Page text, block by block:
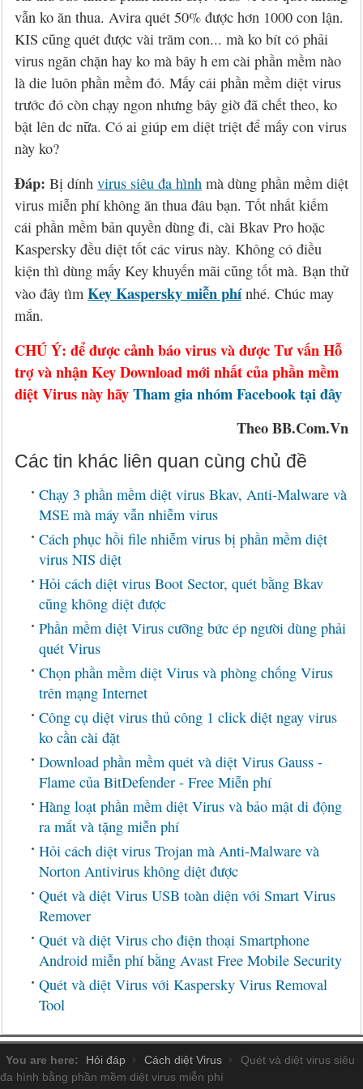
Đặt mua
Liên hệ
Eset NOD32 2027
Panda 2026, 2027
Sucuri Website Scanner
Bkav Heartbleed Scanner
Cứu dữ liệu bị virus mã hóa
Diệt virus mã hóa dữ liệu
Đặt mua Eset
Đặt mua Panda
Đặt mua BullGuard
Đặt mua F-Secure
Đặt mua G DATA
Đặt mua Malwarebytes
Đặt mua Symantec
Đặt mua Webroot
Chính sách bảo mật
Thông tin về BB.Com.Vn
vẫn ko ăn thua. Avira quét 50% được hơn 1000 con lận.
KIS cũng quét được vài trăm con... mà ko bít có phải
virus ngăn chặn hay ko mà bây h em cài phần mềm nào
là die luôn phần mềm đó. Mấy cái phần mềm diệt virus
trước đó còn chạy ngon nhưng bây giờ đã chết theo, ko
bật lên dc nữa. Có ai giúp em diệt triệt để mấy con virus
này ko?
Đáp: Bị dính virus siêu đa hình mà dùng phần mềm diệt
virus miễn phí không ăn thua đâu bạn. Tốt nhất kiếm
cái phần mềm bản quyền dùng đi, cài Bkav Pro hoặc
Kaspersky đều diệt tốt các virus này. Không có điều
kiện thì dùng mấy Key khuyến mãi cũng tốt mà. Bạn thử
vào đây tìm Key Kaspersky miễn phínhé. Chúc may
mắn.
CHÚ Ý: để được cảnh báo virus và được Tư vấn Hỗ
trợ và nhận Key Download mới nhất của phần mềm
diệt Virus này hãyTham gia nhóm Facebook tại đây
Theo BB.Com.Vn
Các tin khác liên quan cùng chủ đề
Chạy 3 phần mềm diệt virus Bkav, Anti-Malware và
MSE mà máy vẫn nhiễm virus
Cách phục hồi file nhiễm virus bị phần mềm diệt
virus NIS diệt
Hỏi cách diệt virus Boot Sector, quét bằng Bkav
cũng không diệt được
Phần mềm diệt Virus cưỡng bức ép người dùng phải
quét Virus
Chọn phần mềm diệt Virus và phòng chống Virus
trên mạng Internet
Công cụ diệt virus thủ công 1 click diệt ngay virus
ko cần cài đặt
Download phần mềm quét và diệt Virus Gauss -
Flame của BitDefender - Free Miễn phí
Hàng loạt phần mềm diệt Virus và bảo mật di động
ra mắt và tặng miễn phí
Hỏi cách diệt virus Trojan mà Anti-Malware và
Norton Antivirus không diệt được
Quét và diệt Virus USB toàn diện với Smart Virus
Remover
Quét và diệt Virus cho điện thoại Smartphone
Android miễn phí bằng Avast Free Mobile Security
Quét và diệt Virus với Kaspersky Virus Removal
Tool
You are here: Hỏi đáp Cách diệt Virus
Quét và diệt virus siêu
đa hình bằng phần mềm diệt virus miễn phí